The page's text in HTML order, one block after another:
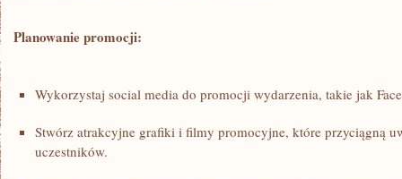
Planowanie promocji:
Wykorzystaj social ⁤media do promocji wydarzenia, takie jak
Stwórz ‍atrakcyjne​ grafiki i filmy promocyjne, które przyciągną
uczestników.